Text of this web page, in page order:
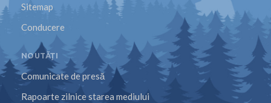
Sitemap
Conducere
NOUTĂȚI
Comunicate de presă
Rapoarte zilnice starea mediului